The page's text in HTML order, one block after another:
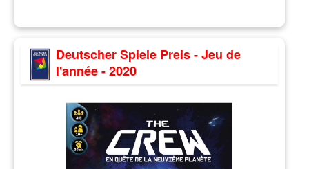
Deutscher Spiele Preis - Jeu de
l'année - 2020